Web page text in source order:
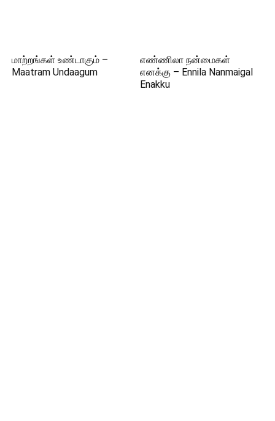
மாற்றங்கள் உண்டாகும் –
Maatram Undaagum
எண்ணிலா நன்மைகள்
எனக்கு – Ennila Nanmaigal
Enakku